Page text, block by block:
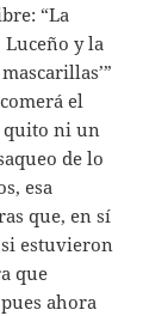
“La
y la
el
quito ni un
de lo
esa
que, en sí
estuvieron
que
ahora